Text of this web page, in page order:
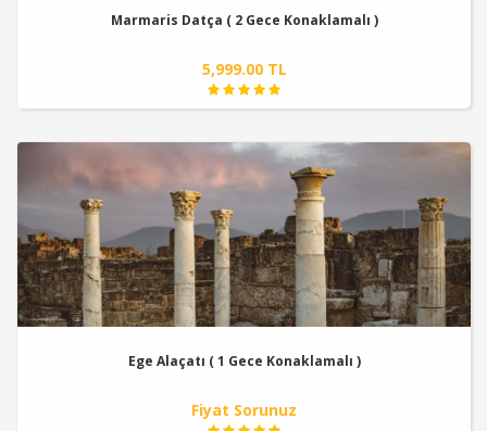
Marmaris Datça ( 2 Gece Konaklamalı )
5,999.00 TL
Ege Alaçatı ( 1 Gece Konaklamalı )
Fiyat Sorunuz